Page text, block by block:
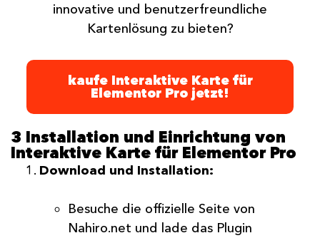
innovative und benutzerfreundliche
Kartenlösung zu bieten?
kaufe Interaktive Karte für
Elementor Pro jetzt!
3 Installation und Einrichtung von
Interaktive Karte für Elementor Pro
Download und Installation:
Besuche die offizielle Seite von
Nahiro.net und lade das Plugin